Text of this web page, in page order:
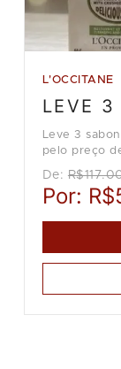
L'OCCITANE
LEVE 3
Leve 3
pelo preço
De:
Por: